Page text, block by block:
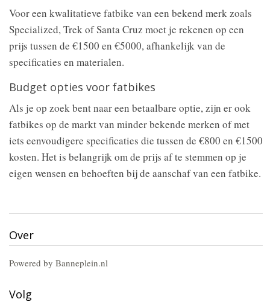
Voor een kwalitatieve fatbike van een bekend merk zoals
Specialized, Trek of Santa Cruz moet je rekenen op een
prijs tussen de €1500 en €5000, afhankelijk van de
specificaties en materialen.
Budget opties voor fatbikes
Als je op zoek bent naar een betaalbare optie, zijn er ook
fatbikes op de markt van minder bekende merken of met
iets eenvoudigere specificaties die tussen de €800 en €1500
kosten. Het is belangrijk om de prijs af te stemmen op je
eigen wensen en behoeften bij de aanschaf van een fatbike.
Over
Powered by Banneplein.nl
Volg